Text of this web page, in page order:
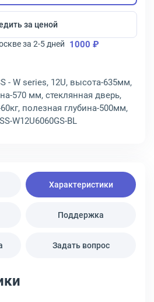
за ценой
за 2-5 дней 1000 ₽
- W series, 12U, высота-635мм,
570 мм, стеклянная дверь,
полезная глубина-500мм,
W12U6060GS-BL
Характеристики
Поддержка
Задать вопрос